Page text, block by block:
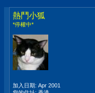
熱鬥小狐
*停權中*
加入日期: Apr 2001